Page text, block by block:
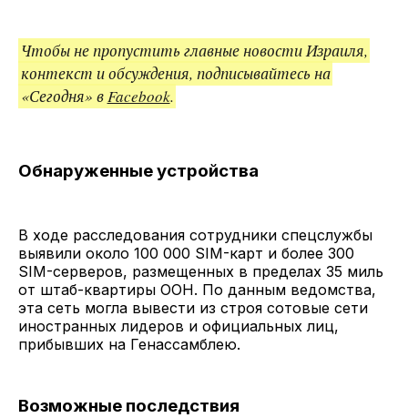
Чтобы не пропустить главные новости Израиля,
контекст и обсуждения, подписывайтесь на
«Сегодня» вFacebook.
Обнаруженные устройства
В ходе расследования сотрудники спецслужбы
выявили около 100 000 SIM-карт и более 300
SIM-серверов, размещенных в пределах 35 миль
от штаб-квартиры ООН. По данным ведомства,
эта сеть могла вывести из строя сотовые сети
иностранных лидеров и официальных лиц,
прибывших на Генассамблею.
Возможные последствия